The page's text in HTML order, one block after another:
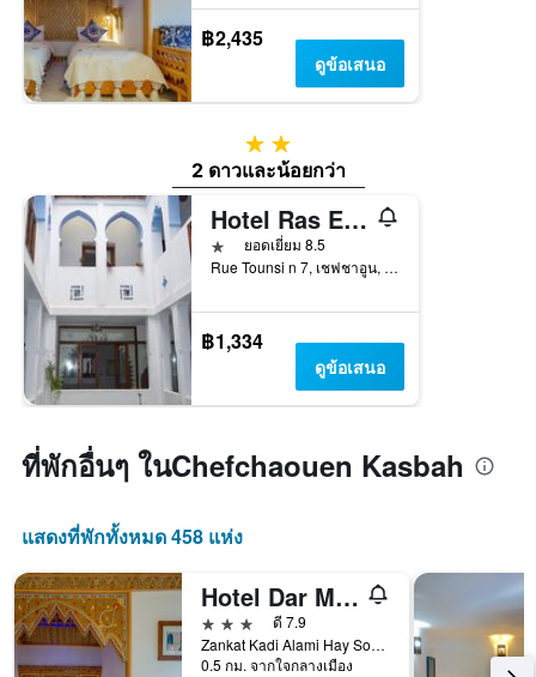
฿2,435
ดูข้อเสนอ
2 ดาว
2 ดาวและน้อยกว่า
Hotel Ras El Maa
1 ดาวยอดเยี่ยม 8.5
Rue Tounsi n 7, เชฟชาอูน, โมร็อกโก
฿1,334
ดูข้อเสนอ
ที่พักอื่นๆ ในChefchaouen Kasbah
แสดงที่พักทั้งหมด 458 แห่ง
Hotel Dar Mounir
3 ดาว
ดี 7.9
Zankat Kadi Alami Hay Souika, เชฟชาอูน, โมร็อกโก
0.5 กม. จากใจกลางเมือง